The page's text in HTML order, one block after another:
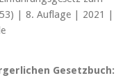
Gesetzbuch: